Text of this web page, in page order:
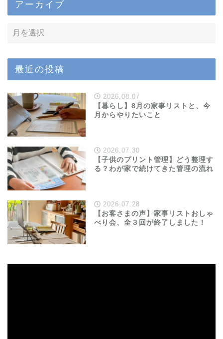
アーカイブ
最近の投稿
2026.08.07
【暮らし】8月の家事リストと、今
月からやりたいこと
2026.07.30
【子供のプリント管理】どう整理す
る？わが家で続けてきた管理の流れ
2026.07.28
【お客さまの声】家事リストおしゃ
べり会、全３回が終了しました！